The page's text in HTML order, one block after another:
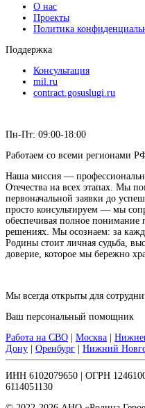
О нас
Проекты
Политика
Поддержка
Консультация
mil.ru
contract.gosuslugi.ru
Пн-Пт: 09:00-18:00
Работаем со всеми регионами
Наша миссия —
Отечества на всех этапах. Мы
первоначальной заявки до
просто консультируем — мы
обеспечивая полное понимание
решениях. Мы осознаем: за
Родины стоит личная судьба,
доверие, которое мы бережно
Мы всегда открыты для
Ваш персональный помощник
Работа на СВО
Москва
Дону
Оренбург Нижний
ИНН 6102079650 | ОГРН
6114051130